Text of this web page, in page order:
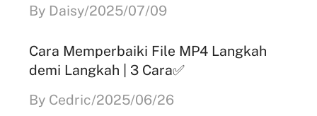
By Daisy/2025/07/09
Cara Memperbaiki File MP4 Langkah
demi Langkah | 3 Cara✅
By Cedric/2025/06/26